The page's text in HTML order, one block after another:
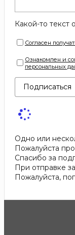
Какой-то текст
Согласен
Ознакомлен и
персональных
Подписаться
Одно или
Пожалуйста
Спасибо за
При отправке
Пожалуйста,